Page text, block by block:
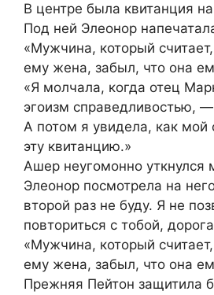
В центре была квитанция
Под ней Элеонор
«Мужчина, который считает,
ему жена, забыл, что она
«Я молчала, когда отец
эгоизм справедливостью,
А потом я увидела, как мой
эту квитанцию.»
Ашер неугомонно уткнулся
Элеонор посмотрела на
второй раз не буду. Я не
повториться с тобой,
«Мужчина, который считает,
ему жена, забыл, что она
Прежняя Пейтон защитила